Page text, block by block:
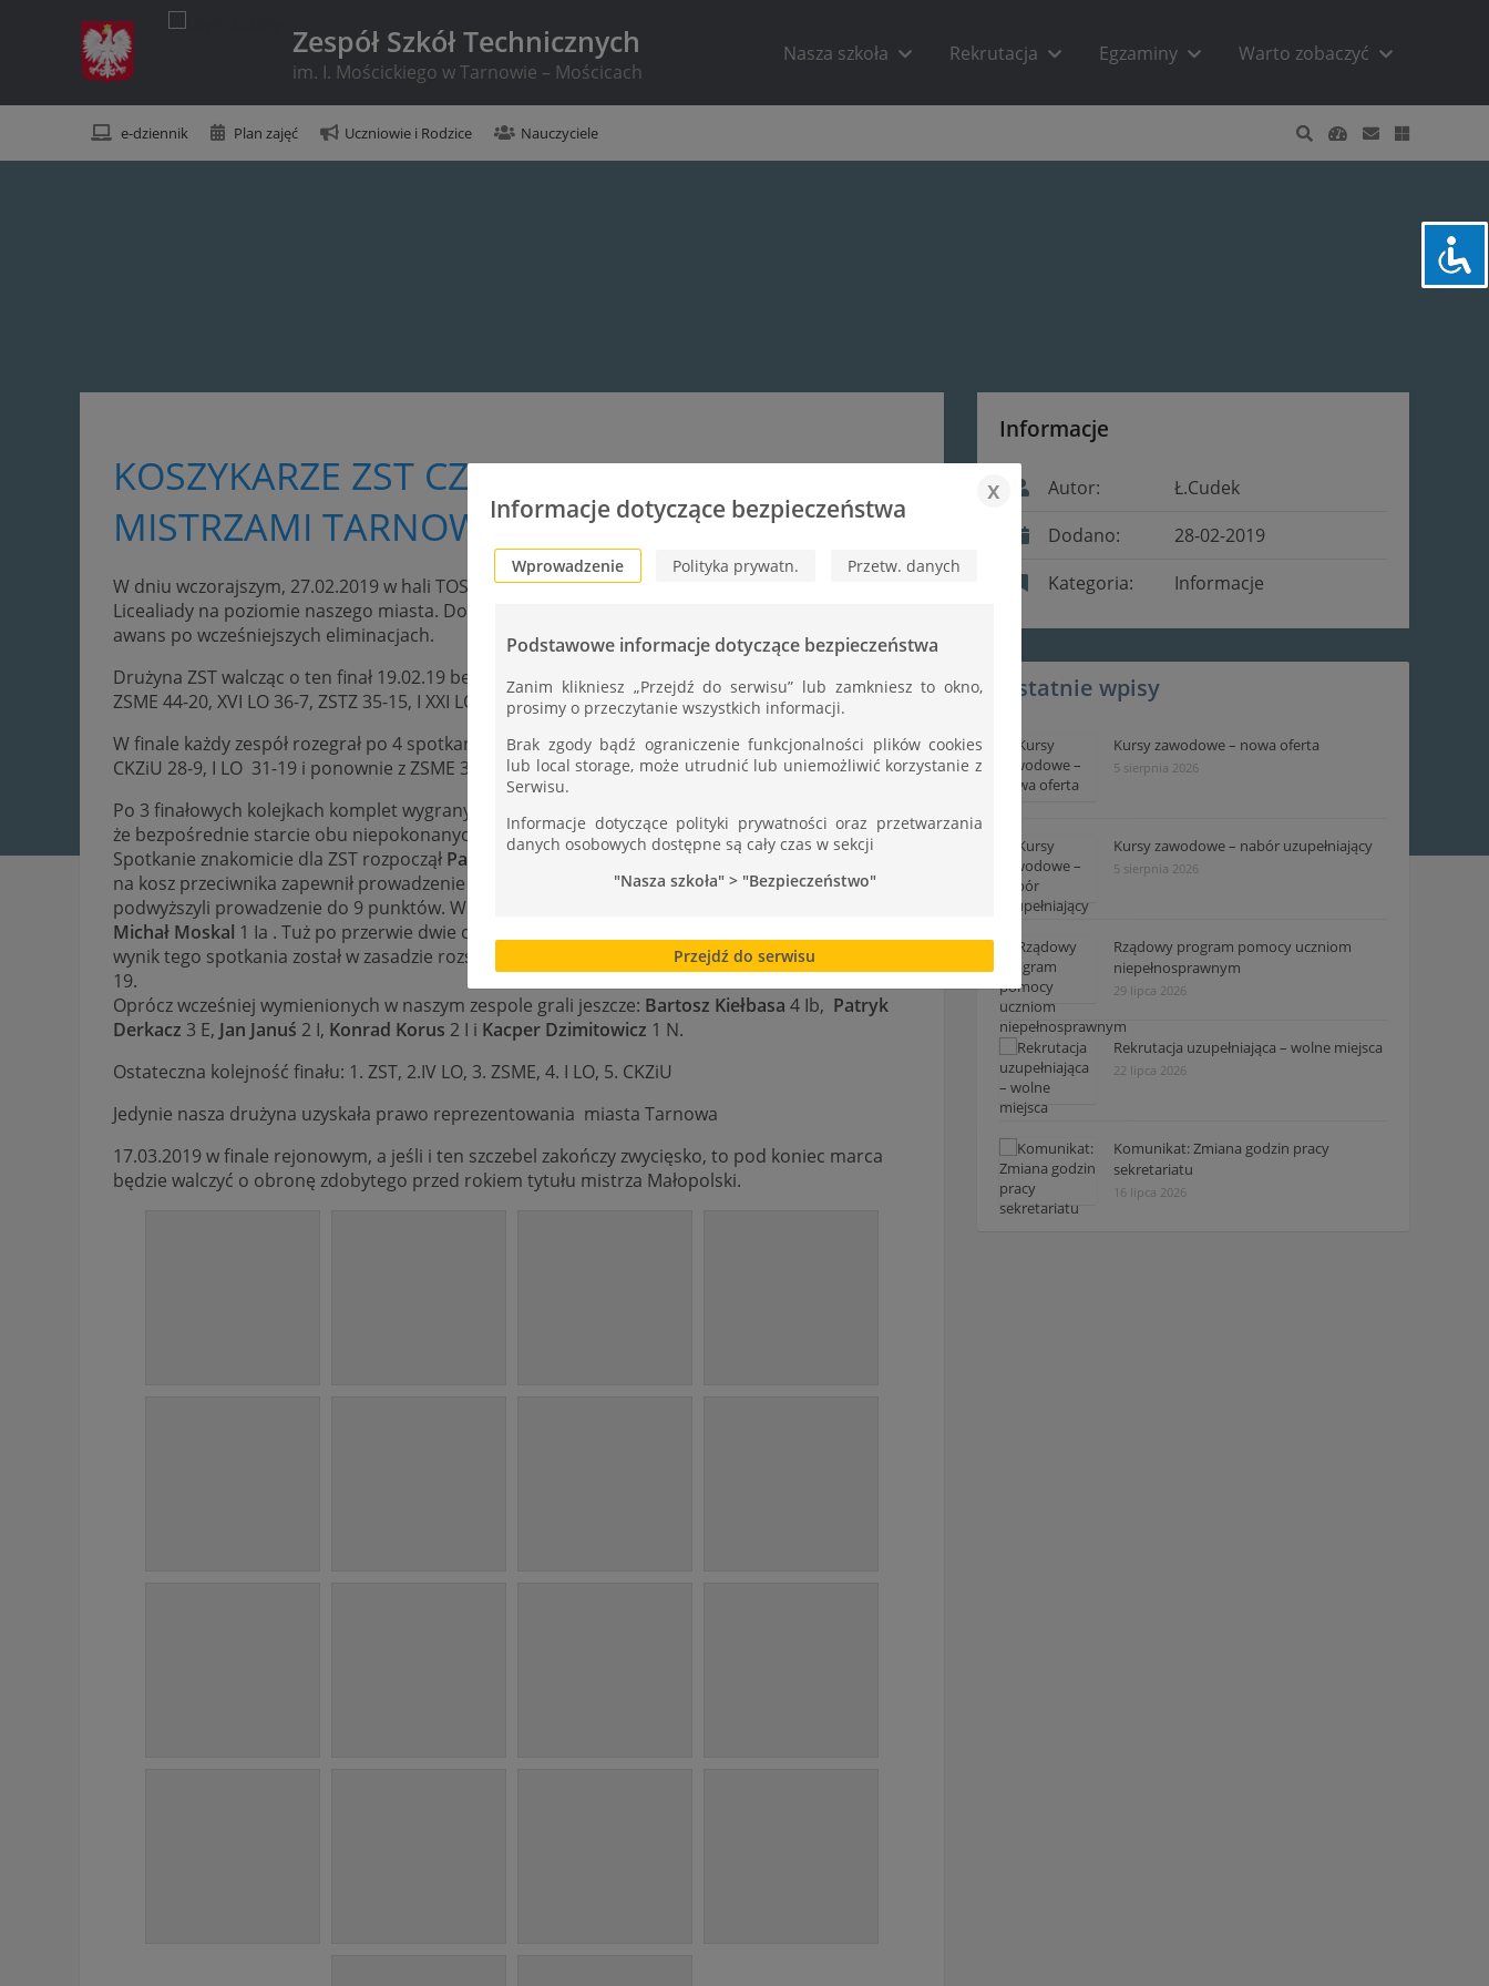
Zespół Szkół Technicznych
im. I. Mościckiego w Tarnowie – Mościcach
Nasza szkoła Rekrutacja Egzaminy Warto zobaczyć
e-dziennik Plan zajęć Uczniowie i Rodzice Nauczyciele
KOSZYKARZE ZST CZWARTY ROK Z RZĘDU
MISTRZAMI TARNOWA
W dniu wczorajszym, 27.02.2019 w hali TOSiR w Mościcach rozegrany został finał koszykarskiej
Licealiady na poziomie naszego miasta. Do turnieju przystąpiło 5 zespołów, które uzyskały
awans po wcześniejszych eliminacjach.
Drużyna ZST walcząc o ten finał 19.02.19 bez większych problemów pokonała kolejno:
ZSME 44-20, XVI LO 36-7, ZSTZ 35-15, I XXI LO 42-15.
W finale każdy zespół rozegrał po 4 spotkania. Nasi zawodnicy wygrali 3 pierwsze mecze z:
CKZiU 28-9, I LO 31-19 i ponownie z ZSME 33-17.
Po 3 finałowych kolejkach komplet wygranych posiadała również drużyna IV LO.Stało się jasnym,
że bezpośrednie starcie obu niepokonanych dotąd zespołów zdecyduje o tytule mistrzowskim.
Spotkanie znakomicie dla ZST rozpoczął Paweł Zaczkiewicz
4 E, który dwoma solowymi akcjami
na kosz przeciwnika zapewnił prowadzenie naszej drużyny 5-0. Do przerwy nasi zawodnicy
podwyższyli prowadzenie do 9 punktów. W tym okresie wyróżnili się głównie
Michał Moskal 1 Ia . Tuż po przerwie dwie celne „trójki” z rzędu zaliczył
wynik tego spotkania został w zasadzie rozstrzygnięty. Mecz zakończył się 4 zwycięstwem ZST 31-
19.
Oprócz wcześniej wymienionych w naszym zespole grali jeszcze: Bartosz Kiełbasa 4 Ib, Patryk
Derkacz 3 E, Jan Januś 2 I, Konrad Korus 2 I i Kacper Dzimitowicz 1 N.
Ostateczna kolejność finału: 1. ZST, 2.IV LO, 3. ZSME, 4. I LO, 5. CKZiU
Jedynie nasza drużyna uzyskała prawo reprezentowania miasta Tarnowa
17.03.2019 w finale rejonowym, a jeśli i ten szczebel zakończy zwycięsko, to pod koniec marca
będzie walczyć o obronę zdobytego przed rokiem tytułu mistrza Małopolski.
Informacje
Autor:
Ł.Cudek
Dodano:
28-02-2019
Kategoria:
Informacje
Ostatnie wpisy
Kursy zawodowe – nowa oferta
5 sierpnia 2026
Kursy zawodowe – nabór uzupełniający
5 sierpnia 2026
Rządowy program pomocy uczniom
niepełnosprawnym
29 lipca 2026
Rekrutacja uzupełniająca – wolne miejsca
22 lipca 2026
Komunikat: Zmiana godzin pracy
sekretariatu
16 lipca 2026
Informacje dotyczące bezpieczeństwa
x
Wprowadzenie Polityka prywatn. Przetw. danych
Podstawowe informacje dotyczące bezpieczeństwa
Zanim klikniesz „Przejdź do serwisu” lub zamkniesz to okno,
prosimy o przeczytanie wszystkich informacji.
Brak zgody bądź ograniczenie funkcjonalności plików cookies
lub local storage, może utrudnić lub uniemożliwić korzystanie z
Serwisu.
Informacje dotyczące polityki prywatności oraz przetwarzania
danych osobowych dostępne są cały czas w sekcji
"Nasza szkoła" > "Bezpieczeństwo"
Przejdź do serwisu